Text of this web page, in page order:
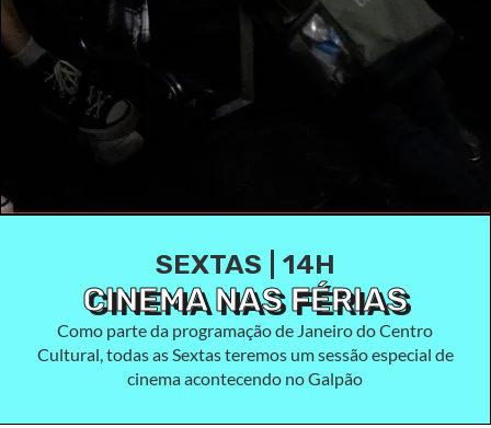
SEXTAS | 14H
CINEMA NAS FÉRIAS
Como parte da programação de Janeiro do Centro
Cultural, todas as Sextas teremos um sessão especial de
cinema acontecendo no Galpão